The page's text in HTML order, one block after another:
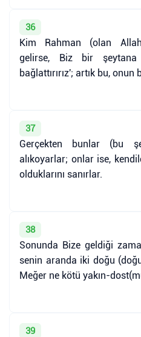
36
Kim Rahman (olan
gelirse, Biz bir
bağlattırırız'; artık bu, onun
37
Gerçekten bunlar (bu
alıkoyarlar; onlar ise,
olduklarını sanırlar.
38
Sonunda Bize geldiği
senin aranda iki doğu
Meğer ne kötü yakın-
39